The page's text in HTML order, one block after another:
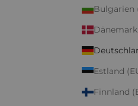
Bulgarien
Estland
Finnland